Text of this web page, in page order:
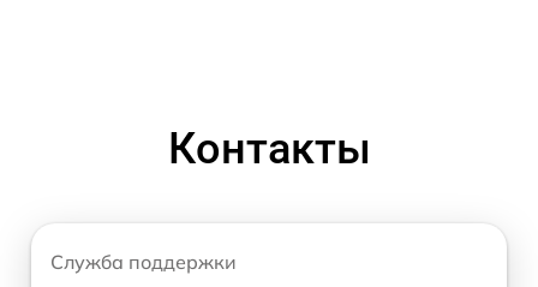
Контакты
Служба поддержки